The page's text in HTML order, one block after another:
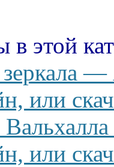
в этой
или
или